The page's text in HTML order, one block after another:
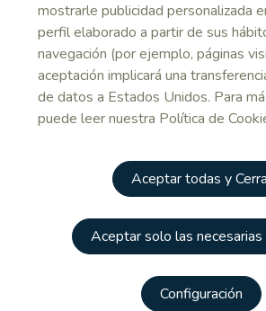
mostrarle publicidad personalizada
perfil elaborado a partir de sus
navegación (por ejemplo, páginas
aceptación implicará una
de datos a Estados Unidos. Para
puede leer nuestra Política de
Aceptar todas y
Aceptar solo las
Configuración
4.- Marta Benages (Can Cuyás) 142
5.- Alicia Martínez (Reus Aiguesverd)
Resultados finales
ALREDEDOR DEL GREEN
El Presidente de la Real Federación
Gonzaga Escauriaza, tuvo cariñosas
agradecimiento para todos los jóvenes
participado en estos Campeonatos de
Alevín y Benjamín REALE durante la
de premios a los ganadores. Gonzaga
el esfuerzo y la calidad de todos,